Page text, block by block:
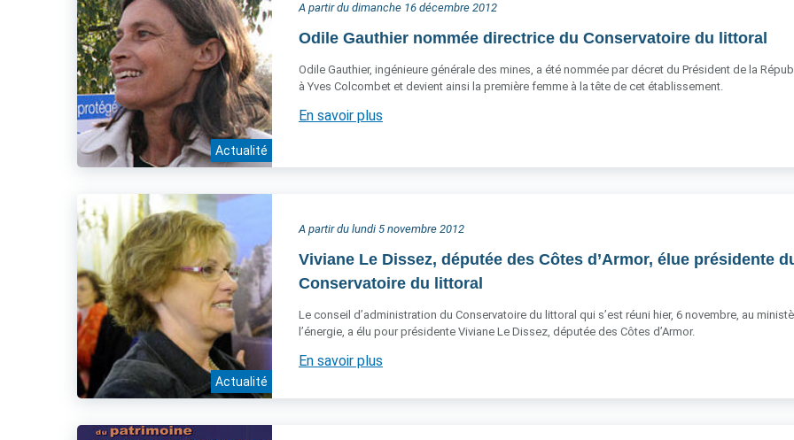
Actualité
A partir du dimanche 16 décembre 2012
Odile Gauthier nommée directrice du Conservatoire du littoral
Odile Gauthier, ingénieure générale des mines, a été nommée par décret du Président de la
à Yves Colcombet et devient ainsi la première femme à la tête de cet établissement.
En savoir plus
Actualité
A partir du lundi 5 novembre 2012
Viviane Le Dissez, députée des Côtes d’Armor, élue présidente
Conservatoire du littoral
Le conseil d’administration du Conservatoire du littoral qui s’est réuni hier, 6 novembre, au
l’énergie, a élu pour présidente Viviane Le Dissez, députée des Côtes d’Armor.
En savoir plus